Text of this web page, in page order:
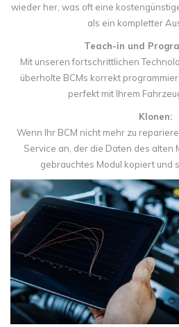
wieder her, was oft eine
als ein kompletter
Teach-in und
Mit unseren fortschrittlichen
überholte BCMs korrekt
perfekt mit Ihrem
Klonen:
Wenn Ihr BCM nicht mehr zu
Service an, der die Daten des alten
gebrauchtes Modul kopiert und